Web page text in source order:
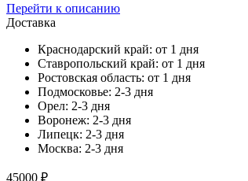
Перейти к описанию
Доставка
Краснодарский край: от 1 дня
Ставропольский край: от 1 дня
Ростовская область: от 1 дня
Подмосковье: 2-3 дня
Орел: 2-3 дня
Воронеж: 2-3 дня
Липецк: 2-3 дня
Москва: 2-3 дня
45000 ₽